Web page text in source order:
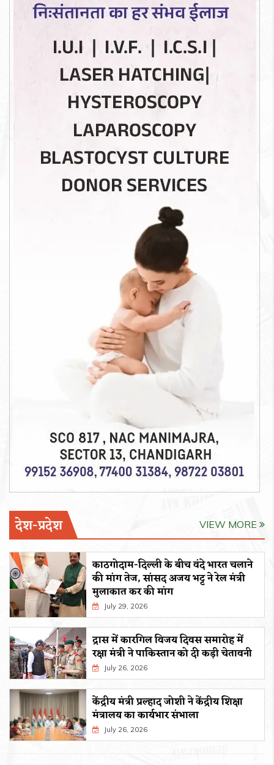
देश-प्रदेश VIEW MORE
काठगोदाम-दिल्ली के बीच वंदे भारत चलाने
की मांग तेज, सांसद अजय भट्ट ने रेल मंत्री
मुलाकात कर की मांग
July 29, 2026
द्रास में कारगिल विजय दिवस समारोह में
रक्षा मंत्री ने पाकिस्तान को दी कड़ी चेतावनी
July 26, 2026
केंद्रीय मंत्री प्रल्हाद जोशी ने केंद्रीय शिक्षा
मंत्रालय का कार्यभार संभाला
July 26, 2026